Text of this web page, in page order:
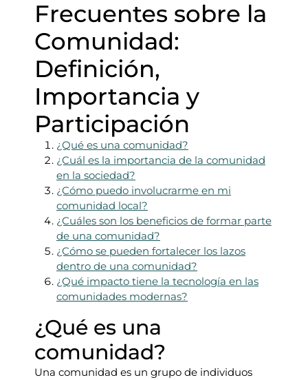
Frecuentes sobre la
Comunidad:
Definición,
Importancia y
Participación
¿Qué es una comunidad?
¿Cuál es la importancia de la comunidad
en la sociedad?
¿Cómo puedo involucrarme en mi
comunidad local?
¿Cuáles son los beneficios de formar parte
de una comunidad?
¿Cómo se pueden fortalecer los lazos
dentro de una comunidad?
¿Qué impacto tiene la tecnología en las
comunidades modernas?
¿Qué es una
comunidad?
Una comunidad es un grupo de individuos